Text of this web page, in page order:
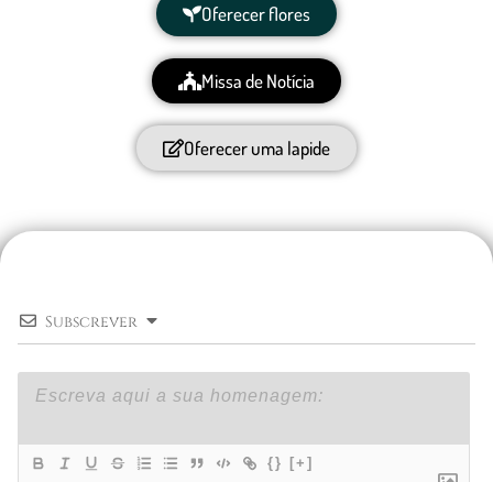
Oferecer flores
Missa de Notícia
Oferecer uma lapide
Subscrever
{} [+]